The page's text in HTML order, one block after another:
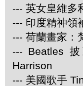
--- 英女皇維多
--- 印度精神領
--- 荷蘭畫家：
--- Beatles
Harrison
--- 美國歌手